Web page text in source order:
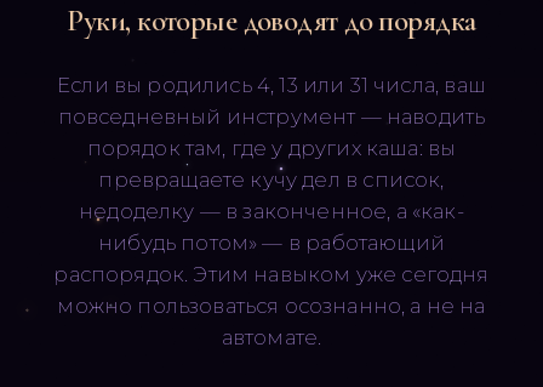
Русский English
Руки, которые доводят до порядка
Если вы родились 4, 13 или 31 числа, ваш
повседневный инструмент — наводить
порядок там, где у других каша: вы
превращаете кучу дел в список,
недоделку — в законченное, а «как-
нибудь потом» — в работающий
распорядок. Этим навыком уже сегодня
можно пользоваться осознанно, а не на
автомате.